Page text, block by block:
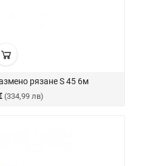
рязане S 45 6м
(334,99 лв)